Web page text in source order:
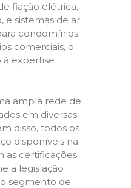
fiação elétrica,
e sistemas de ar
condomínios
comerciais, o
à expertise
ampla rede de
em diversas
disso, todos os
disponíveis na
as certificações
a legislação
segmento de